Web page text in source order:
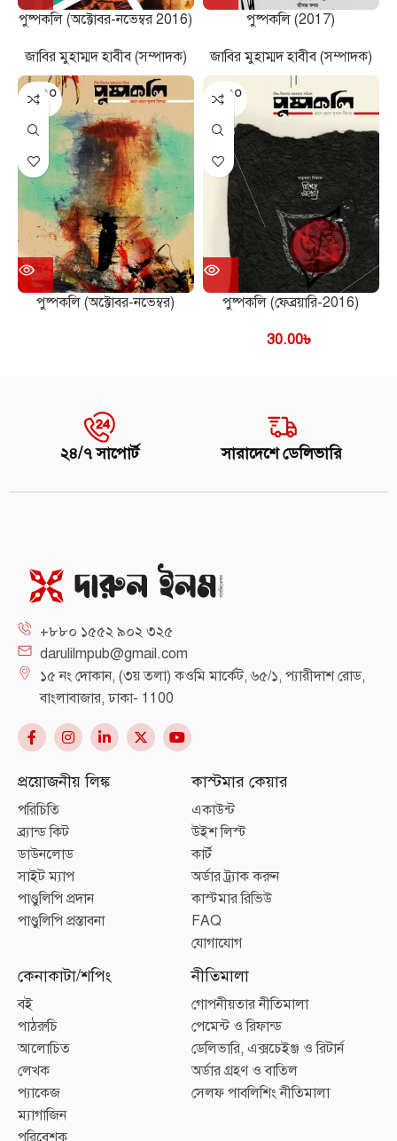
পুষ্পকলি (অক্টোবর-নভেম্বর 2016)
জাবির মুহাম্মদ হাবীব (সম্পাদক)
পুষ্পকলি (2017)
জাবির মুহাম্মদ হাবীব (সম্পাদক)
SOLD O
UT
পুষ্পকলি (অক্টোবর-নভেম্বর)
SOLD O
UT
পুষ্পকলি (ফেব্রয়ারি-2016)
30.00৳
২৪/৭ সাপোর্ট সারাদেশে ডেলিভারি
+৮৮০ ১৫৫২ ৯০২ ৩২৫
darulilmpub@gmail.com
১৫ নং দোকান, (৩য় তলা) কওমি মার্কেট, ৬৫/১, প্যারীদাশ রোড,
বাংলাবাজার, ঢাকা- 1100
প্রয়োজনীয় লিঙ্ক
পরিচিতি
ব্র্যান্ড কিট
ডাউনলোড
সাইট ম্যাপ
পাণ্ডুলিপি প্রদান
পাণ্ডুলিপি প্রস্তাবনা
কাস্টমার কেয়ার
একাউন্ট
উইশ লিস্ট
কার্ট
অর্ডার ট্র্যাক করুন
কাস্টমার রিভিউ
FAQ
যোগাযোগ
কেনাকাটা/শপিং
বই
পাঠরুচি
আলোচিত
লেখক
প্যাকেজ
ম্যাগাজিন
পরিবেশক
নীতিমালা
গোপনীয়তার নীতিমালা
পেমেন্ট ও রিফান্ড
ডেলিভারি, এক্সচেইঞ্জ ও রিটার্ন
অর্ডার গ্রহণ ও বাতিল
সেলফ পাবলিশিং নীতিমালা